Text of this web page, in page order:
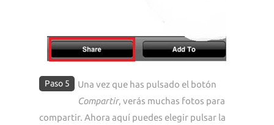
Paso 5
Una vez que has pulsado el botón
Compartir, verás muchas fotos para
compartir. Ahora aquí puedes elegir pulsar la